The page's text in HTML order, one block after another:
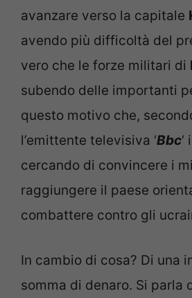
avanzare verso la capitale
avendo più difficoltà del
vero che le forze militari di
subendo delle importanti
questo motivo che,
l’emittente televisiva ‘Bbc
cercando di convincere i
raggiungere il paese
combattere contro gli
In cambio di cosa? Di una
somma di denaro. Si parla